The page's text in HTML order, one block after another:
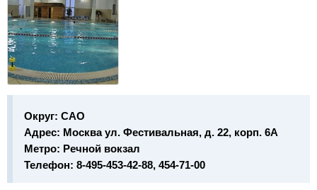
Округ: САО
Адрес: Москва ул. Фестивальная, д. 22, корп. 6А
Метро: Речной вокзал
Телефон: 8-495-453-42-88, 454-71-00